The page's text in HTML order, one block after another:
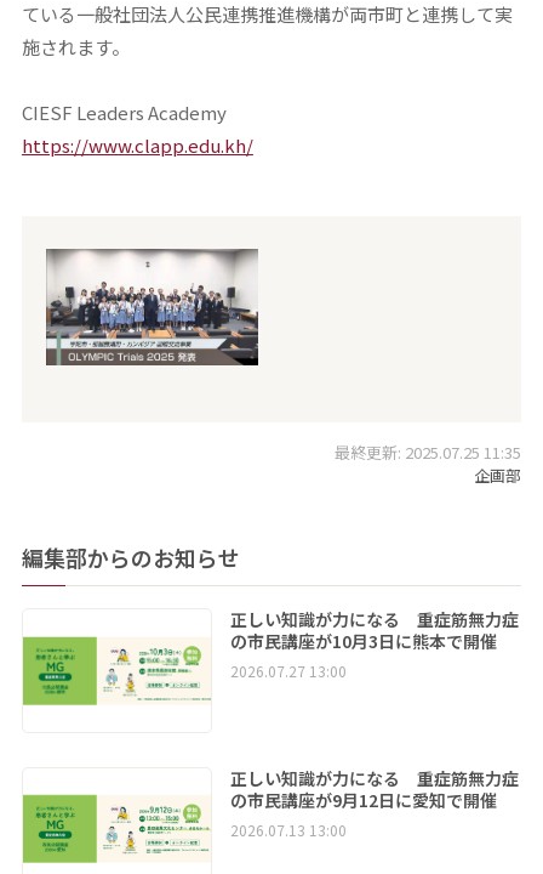
ている一般社団法人公民連携推進機構が両市町と連携して実
施されます。
CIESF Leaders Academy
https://www.clapp.edu.kh/
最終更新: 2025.07.25 11:35
企画部
編集部からのお知らせ
正しい知識が力になる 重症筋無力症
の市民講座が10月3日に熊本で開催
2026.07.27 13:00
正しい知識が力になる 重症筋無力症
の市民講座が9月12日に愛知で開催
2026.07.13 13:00